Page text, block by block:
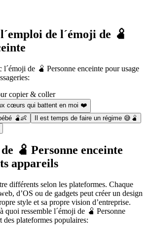
de l´émoji de 🫄
l´émoji de 🫄 Personne enceinte pour usage
copier & coller
cœurs qui battent en moi ❤️
🫄👶
Il est temps de faire un régime 😅🫄
🫄 Personne enceinte
appareils
différents selon les plateformes. Chaque
d’OS ou de gadgets peut créer un design
style et sa propre vision d’entreprise.
quoi ressemble l´émoji de 🫄 Personne
des plateformes populaires: